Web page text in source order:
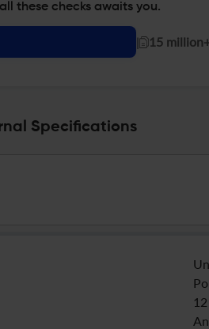
these checks awaits you.
| 15
Specifications
12